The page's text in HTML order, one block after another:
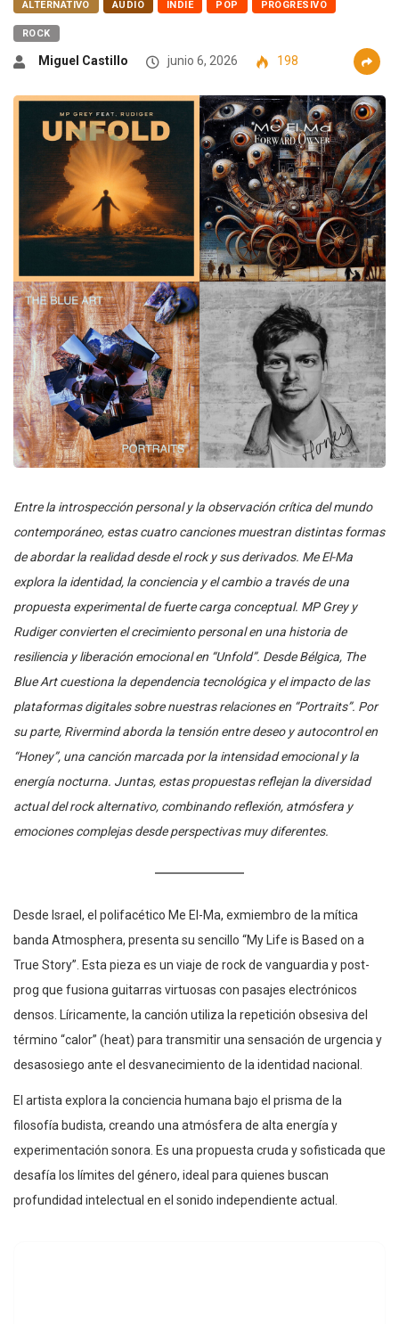
ALTERNATIVO AUDIO INDIE POP PROGRESIVO
ROCK
Miguel Castillo junio 6, 2026 198
Entre la introspección personal y la observación crítica del mundo
contemporáneo, estas cuatro canciones muestran distintas formas
de abordar la realidad desde el rock y sus derivados. Me El-Ma
explora la identidad, la conciencia y el cambio a través de una
propuesta experimental de fuerte carga conceptual. MP Grey y
Rudiger convierten el crecimiento personal en una historia de
resiliencia y liberación emocional en “Unfold”. Desde Bélgica, The
Blue Art cuestiona la dependencia tecnológica y el impacto de las
plataformas digitales sobre nuestras relaciones en “Portraits”. Por
su parte, Rivermind aborda la tensión entre deseo y autocontrol en
“Honey”, una canción marcada por la intensidad emocional y la
energía nocturna. Juntas, estas propuestas reflejan la diversidad
actual del rock alternativo, combinando reflexión, atmósfera y
emociones complejas desde perspectivas muy diferentes.
Desde Israel, el polifacético Me El-Ma, exmiembro de la mítica
banda Atmosphera, presenta su sencillo “My Life is Based on a
True Story”. Esta pieza es un viaje de rock de vanguardia y post-
prog que fusiona guitarras virtuosas con pasajes electrónicos
densos. Líricamente, la canción utiliza la repetición obsesiva del
término “calor” (heat) para transmitir una sensación de urgencia y
desasosiego ante el desvanecimiento de la identidad nacional.
El artista explora la conciencia humana bajo el prisma de la
filosofía budista, creando una atmósfera de alta energía y
experimentación sonora. Es una propuesta cruda y sofisticada que
desafía los límites del género, ideal para quienes buscan
profundidad intelectual en el sonido independiente actual.